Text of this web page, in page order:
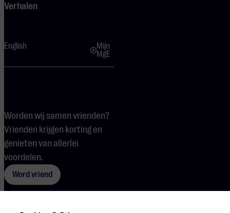
Verhalen
English
Mijn
MgE
Worden wij samen vrienden?
Vrienden krijgen korting en
genieten van allerlei
voordelen.
Word vriend